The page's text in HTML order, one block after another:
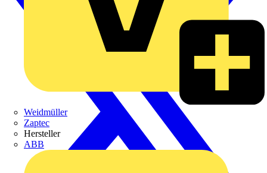
Weidmüller
Zaptec
Hersteller
ABB